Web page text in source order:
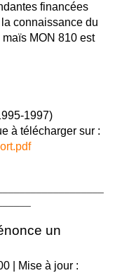
financées
connaissance du
MON 810 est
1997)
à télécharger sur :
un
| Mise à jour :